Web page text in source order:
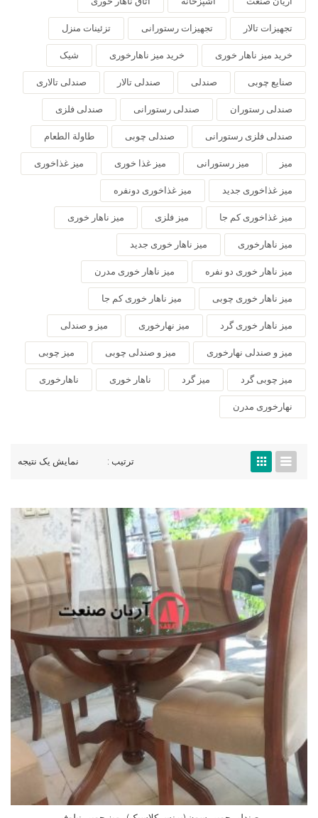
تجهیزات تالار تجهیزات رستورانی تزئینات منزل
خرید میز ناهار خوری خرید میز ناهارخوری شیک
صنایع چوبی صندلی صندلی تالار صندلی تالاری
صندلی رستوران صندلی رستورانی صندلی فلزی
صندلی فلزی رستورانی صندلی چوبی طاولة الطعام
میز میز رستورانی میز غذا خوری میز غذاخوری
میز غذاخوری جدید میز غذاخوری دونفره
میز غذاخوری کم جا میز فلزی میز ناهار خوری
میز ناهارخوری میز ناهار خوری جدید
میز ناهار خوری دو نفره میز ناهار خوری مدرن
میز ناهار خوری چوبی میز ناهار خوری کم جا
میز ناهار خوری گرد میز نهارخوری میز و صندلی
میز و صندلی نهارخوری میز و صندلی چوبی میز چوبی
میز چوبی گرد میز گرد ناهار خوری ناهارخوری
نهارخوری مدرن
نمایش یک نتیجه ترتیب :